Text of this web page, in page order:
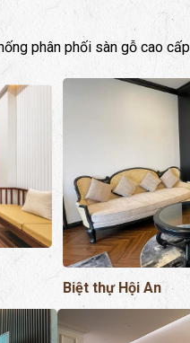
phân phối sàn gỗ cao
Biệt thự Hội An